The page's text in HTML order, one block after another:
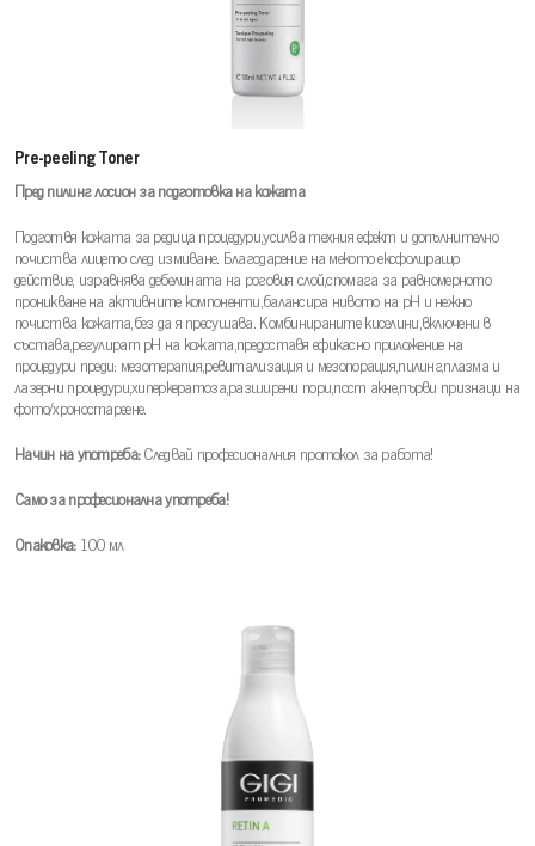
Pre-peeling Toner
Пред пилинг лосион за подготовка на кожата
Подготвя кожата за редица процедури,усилва техния ефект и допълнително
почиства лицето след измиване. Благодарение на мекото ексфолиращо
действие, изравнява дебелината на роговия слой,спомага за равномерното
проникване на активните компоненти,балансира нивото на pH и нежно
почиства кожата,без да я пресушава. Комбинираните киселини,включени в
състава,регулират pH на кожата,предоставя ефикасно приложение на
процедури преди: мезотерапия,ревитализация и мезопорация,пилинг,плазма и
лазерни процедури,хиперкератоза,разширени пори,пост акне,първи признаци на
фото/хроностареене.
Начин на употреба:Следвай професионалния протокол за работа!
Само за професионална употреба!
Опаковка:100 мл